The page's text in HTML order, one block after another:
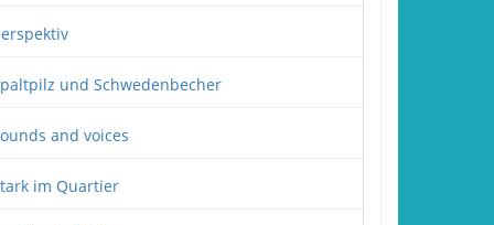
und Schwedenbecher
and voices
im Quartier